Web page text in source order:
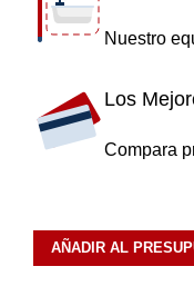
Nuestro
Los
Compara
AÑADIR AL